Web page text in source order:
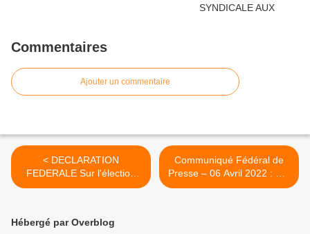
Commentaires
Ajouter un commentaire
< DECLARATION
FEDERALE Sur l'élection
Présidentielle des 10 et 24
Choisissons notre camp !
Communiqué Fédéral de
Presse – 06 Avril 2022 : Sur
le Départ du Directeur
Hébergé par Overblog